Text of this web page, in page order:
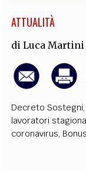
ATTUALITÀ
diLuca Martini
Decreto Sostegni,
lavoratori
coronavirus, Bonus